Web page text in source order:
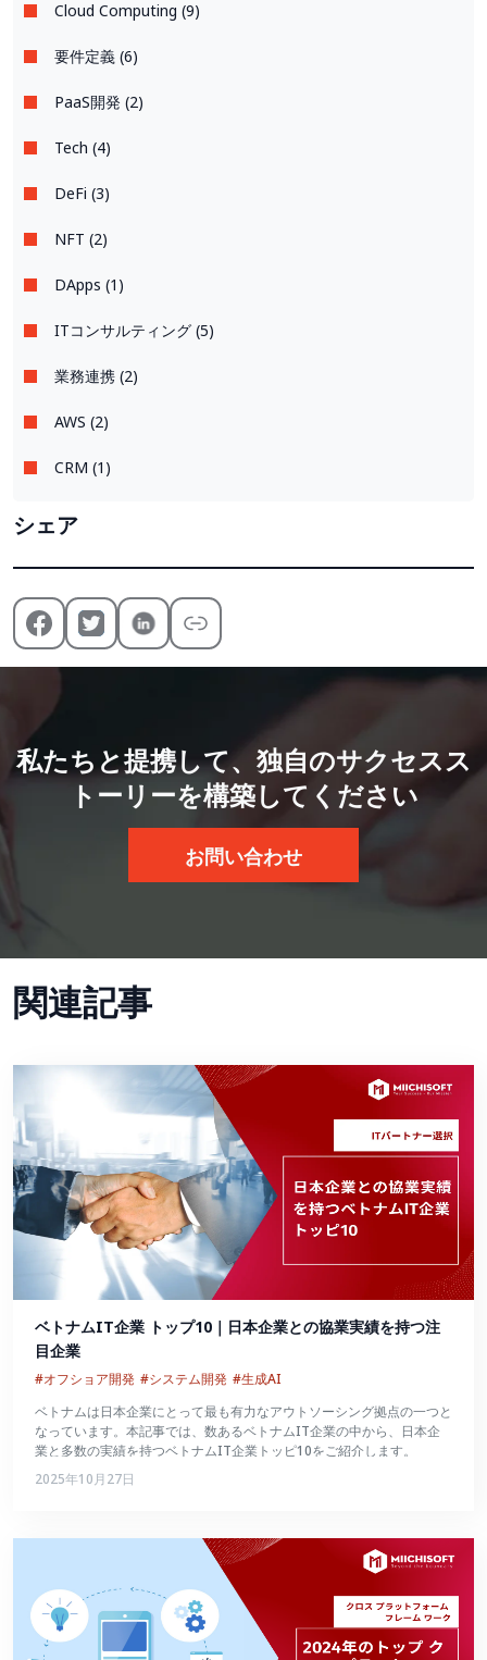
Cloud Computing (9)
要件定義 (6)
PaaS開発 (2)
Tech (4)
DeFi (3)
NFT (2)
DApps (1)
ITコンサルティング (5)
業務連携 (2)
AWS (2)
CRM (1)
シェア
私たちと提携して、独自のサクセスス
トーリーを構築してください
お問い合わせ
関連記事
ベトナムIT企業 トップ10｜日本企業との協業実績を持つ注
目企業
#オフショア開発 #システム開発 #生成AI
ベトナムは日本企業にとって最も有力なアウトソーシング拠点の一つと
なっています。本記事では、数あるベトナムIT企業の中から、日本企
業と多数の実績を持つベトナムIT企業トッピ10をご紹介します。
2025年10月27日